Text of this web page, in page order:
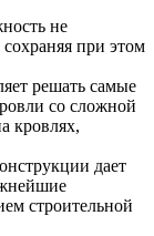
не
при этом
решать самые
со сложной
кровлях,
дает
строительной